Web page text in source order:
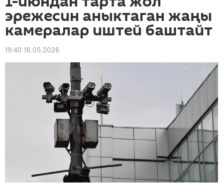
эрежесин аныктаган жаңы
камералар иштей баштайт
19:40 16.05.2026